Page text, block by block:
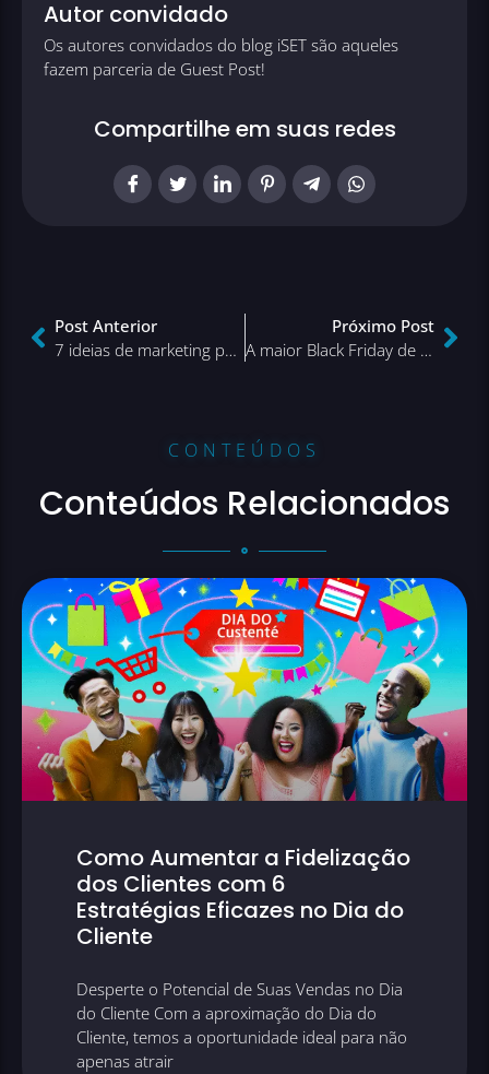
Autor convidado
Os autores convidados do blog iSET são aqueles
fazem parceria de Guest Post!
Compartilhe em suas redes
Post Anterior
7 ideias de marketing para o Halloween
Próximo Post
A maior Black Friday de todos os tempos, o que está por vir?
CONTEÚDOS
Conteúdos Relacionados
Como Aumentar a Fidelização
dos Clientes com 6
Estratégias Eficazes no Dia do
Cliente
Desperte o Potencial de Suas Vendas no Dia
do Cliente Com a aproximação do Dia do
Cliente, temos a oportunidade ideal para não
apenas atrair